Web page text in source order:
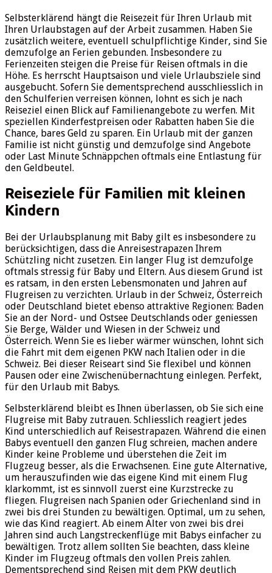
Selbsterklärend hängt die Reisezeit für Ihren Urlaub mit
Ihren Urlaubstagen auf der Arbeit zusammen. Haben Sie
zusätzlich weitere, eventuell schulpflichtige Kinder, sind Sie
demzufolge an Ferien gebunden. Insbesondere zu
Ferienzeiten steigen die Preise für Reisen oftmals in die
Höhe. Es herrscht Hauptsaison und viele Urlaubsziele sind
ausgebucht. Sofern Sie dementsprechend ausschliesslich in
den Schulferien verreisen können, lohnt es sich je nach
Reiseziel einen Blick auf Familienangebote zu werfen. Mit
speziellen Kinderfestpreisen oder Rabatten haben Sie die
Chance, bares Geld zu sparen. Ein Urlaub mit der ganzen
Familie ist nicht günstig und demzufolge sind Angebote
oder Last Minute Schnäppchen oftmals eine Entlastung für
den Geldbeutel.
Reiseziele für Familien mit kleinen
Kindern
Bei der Urlaubsplanung mit Baby gilt es insbesondere zu
berücksichtigen, dass die Anreisestrapazen Ihrem
Schützling nicht zusetzen. Ein langer Flug ist demzufolge
oftmals stressig für Baby und Eltern. Aus diesem Grund ist
es ratsam, in den ersten Lebensmonaten und Jahren auf
Flugreisen zu verzichten. Urlaub in der Schweiz, Österreich
oder Deutschland bietet ebenso attraktive Regionen: Baden
Sie an der Nord- und Ostsee Deutschlands oder geniessen
Sie Berge, Wälder und Wiesen in der Schweiz und
Österreich. Wenn Sie es lieber wärmer wünschen, lohnt sich
die Fahrt mit dem eigenen PKW nach Italien oder in die
Schweiz. Bei dieser Reiseart sind Sie flexibel und können
Pausen oder eine Zwischenübernachtung einlegen. Perfekt,
für den Urlaub mit Babys.
Selbsterklärend bleibt es Ihnen überlassen, ob Sie sich eine
Flugreise mit Baby zutrauen. Schliesslich reagiert jedes
Kind unterschiedlich auf Reisestrapazen. Während die einen
Babys eventuell den ganzen Flug schreien, machen andere
Kinder keine Probleme und überstehen die Zeit im
Flugzeug besser, als die Erwachsenen. Eine gute Alternative,
um herauszufinden wie das eigene Kind mit einem Flug
klarkommt, ist es sinnvoll zuerst eine Kurzstrecke zu
fliegen. Flugreisen nach Spanien oder Griechenland sind in
zwei bis drei Stunden zu bewältigen. Optimal, um zu sehen,
wie das Kind reagiert. Ab einem Alter von zwei bis drei
Jahren sind auch Langstreckenflüge mit Babys einfacher zu
bewältigen. Trotz allem sollten Sie beachten, dass kleine
Kinder im Flugzeug oftmals den vollen Preis zahlen.
Dementsprechend sind Reisen mit dem PKW deutlich